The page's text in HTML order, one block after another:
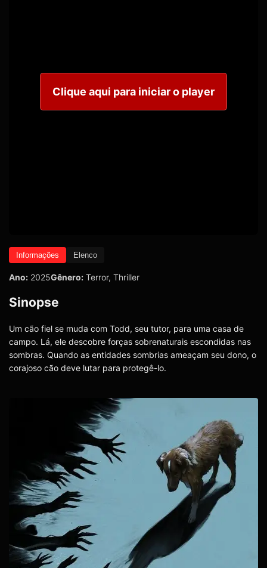
Clique aqui para iniciar o player
Informações Elenco
Ano: 2025Gênero: Terror, Thriller
Sinopse
Um cão fiel se muda com Todd, seu tutor, para uma casa de
campo. Lá, ele descobre forças sobrenaturais escondidas nas
sombras. Quando as entidades sombrias ameaçam seu dono, o
corajoso cão deve lutar para protegê-lo.